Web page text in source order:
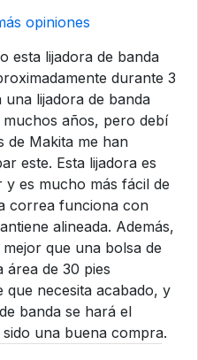
opiniones
esta lijadora de banda
durante 3
lijadora de banda
años, pero debí
de Makita me han
este. Esta lijadora es
y es mucho más fácil de
correa funciona con
alineada. Además,
que una bolsa de
área de 30 pies
que necesita acabado, y
banda se hará el
una buena compra.